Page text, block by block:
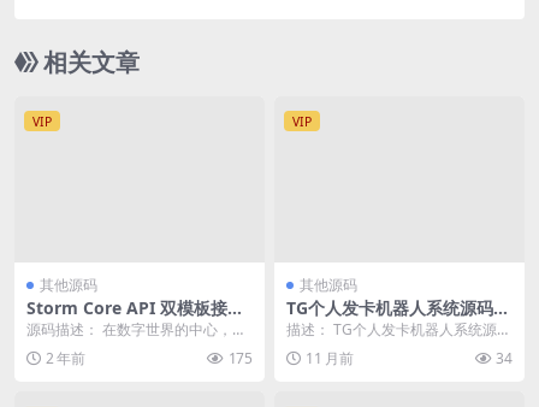
相关文章
VIP
其他源码
Storm Core API 双模板接口
站免授权版
源码描述： 在数字世界的中心，有
一个强大的引擎正在不断激发创新
和变革的力量。它，...
2 年前 175
VIP
其他源码
TG个人发卡机器人系统源码
支持双语言 二次开发版本
描述： TG个人发卡机器人系统源码
支持双语言 二次开发版本 环境要
求：PHP ...
11 月前 34